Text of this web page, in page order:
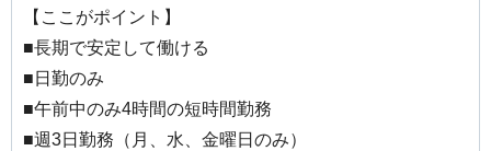
【ここがポイント】
■長期で安定して働ける
■日勤のみ
■午前中のみ4時間の短時間勤務
■週3日勤務（月、水、金曜日のみ）